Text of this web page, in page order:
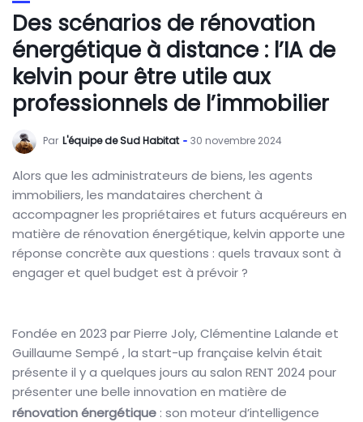
Des scénarios de rénovation
énergétique à distance : l’IA de
kelvin pour être utile aux
professionnels de l’immobilier
Par L'équipe de Sud Habitat 30 novembre 2024
Alors que les administrateurs de biens, les agents
immobiliers, les mandataires cherchent à
accompagner les propriétaires et futurs acquéreurs en
matière de rénovation énergétique, kelvin apporte une
réponse concrète aux questions : quels travaux sont à
engager et quel budget est à prévoir ?
Fondée en 2023 par Pierre Joly, Clémentine Lalande et
Guillaume Sempé , la start-up française kelvin était
présente il y a quelques jours au salon RENT 2024 pour
présenter une belle innovation en matière de
rénovation énergétique : son moteur d’intelligence